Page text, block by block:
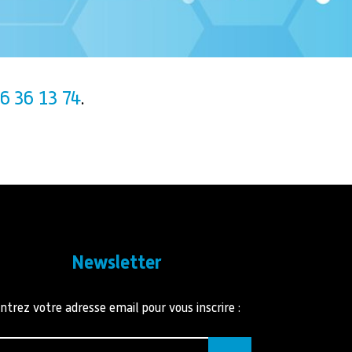
36 13 74.
Newsletter
votre adresse email pour vous inscrire :